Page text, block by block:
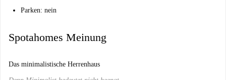
Parken: nein
Spotahomes Meinung
Das minimalistische Herrenhaus